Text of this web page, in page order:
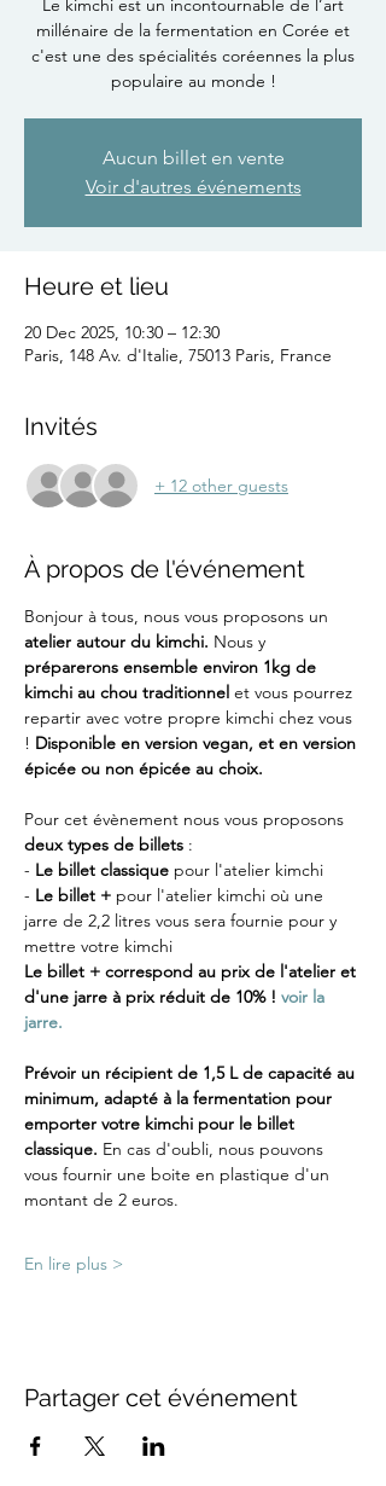
Le kimchi est un incontournable de l’art
millénaire de la fermentation en Corée et
c'est une des spécialités coréennes la plus
populaire au monde !
Aucun billet en vente
Voir d'autres événements
Heure et lieu
20 Dec 2025, 10:30 – 12:30
Paris, 148 Av. d'Italie, 75013 Paris, France
Invités
+ 12 other guests
À propos de l'événement
Bonjour à tous, nous vous proposons un
atelier autour du kimchi. Nous y
préparerons ensemble environ 1kg de
kimchi au chou traditionnel et vous pourrez
repartir avec votre propre kimchi chez vous
! Disponible en version vegan, et en version
épicée ou non épicée au choix.
Pour cet évènement nous vous proposons
deux types de billets :
- Le billet classique pour l'atelier kimchi
- Le billet + pour l'atelier kimchi où une
jarre de 2,2 litres vous sera fournie pour y
mettre votre kimchi
Le billet + correspond au prix de l'atelier et
d'une jarre à prix réduit de 10% ! voir la
jarre.
Prévoir un récipient de 1,5 L de capacité au
minimum, adapté à la fermentation pour
emporter votre kimchi pour le billet
classique. En cas d'oubli, nous pouvons
vous fournir une boite en plastique d'un
montant de 2 euros.
En lire plus >
Partager cet événement